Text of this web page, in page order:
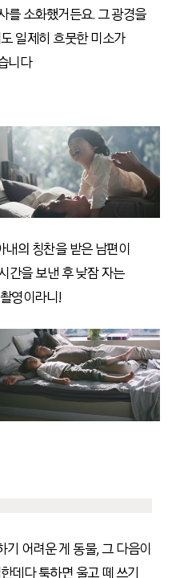
를 소화했거든요. 그 광경을
일제히 흐뭇한 미소가
니다
의 칭찬을 받은 남편이
간을 보낸 후 낮잠 자는
영이라니!
어려운 게 동물, 그 다음이
데다 툭하면 울고 떼 쓰기